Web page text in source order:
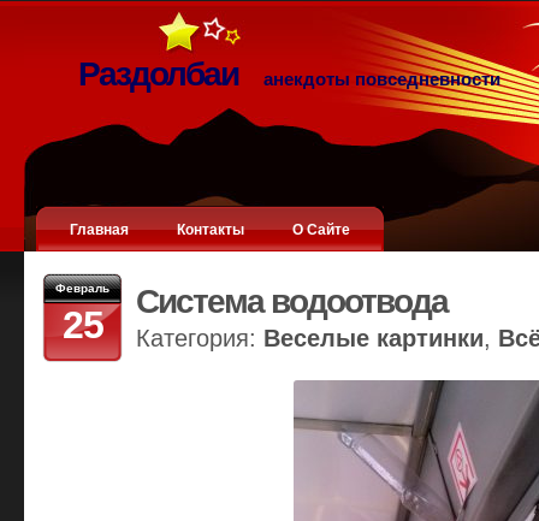
Раздолбаи анекдоты повседневности
Главная Контакты О Сайте
Февраль
25
Система водоотвода
Категория: Веселые картинки,